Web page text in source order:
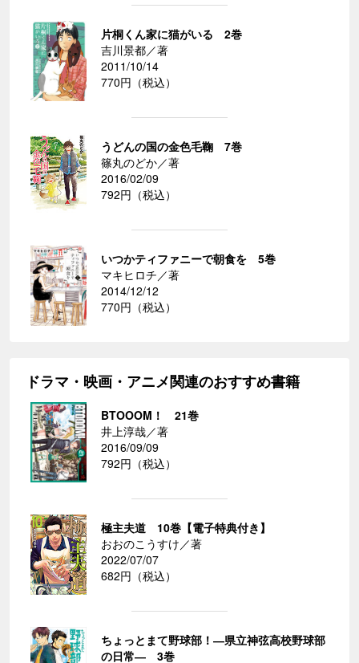
片桐くん家に猫がいる 2巻
吉川景都／著
2011/10/14
770円（税込）
うどんの国の金色毛鞠 7巻
篠丸のどか／著
2016/02/09
792円（税込）
いつかティファニーで朝食を 5巻
マキヒロチ／著
2014/12/12
770円（税込）
ドラマ・映画・アニメ関連のおすすめ書籍
BTOOOM！ 21巻
井上淳哉／著
2016/09/09
792円（税込）
極主夫道 10巻【電子特典付き】
おおのこうすけ／著
2022/07/07
682円（税込）
ちょっとまて野球部！―県立神弦高校野球部
の日常― 3巻